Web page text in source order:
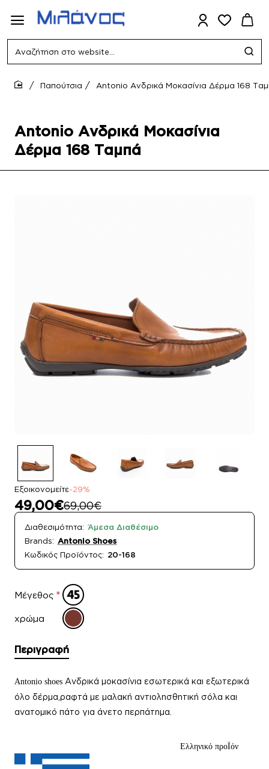
Αναζήτηση
website...
Antonio Ανδρικά Μοκασίνια
Δέρμα 168 Ταμπά
Παπούτσια Antonio Ανδρικά Μοκασίνια Δέρμα 168
Εξοικονομείτε-29%
49,00€69,00€
Διαθεσιμότητα: Άμεσα Διαθέσιμο
Brands: Antonio Shoes
Κωδικός Προϊόντος: 20-168
Μέγεθος
χρώμα
Περιγραφή
Αntonio shoes Ανδρικά μοκασίνια εσωτερικά και εξωτερικά
όλο δέρμα,ραφτά με μαλακή αντιολησθητική σόλα και
ανατομικό πάτο για άνετο περπάτημα.
Ελληνικό προΪόν